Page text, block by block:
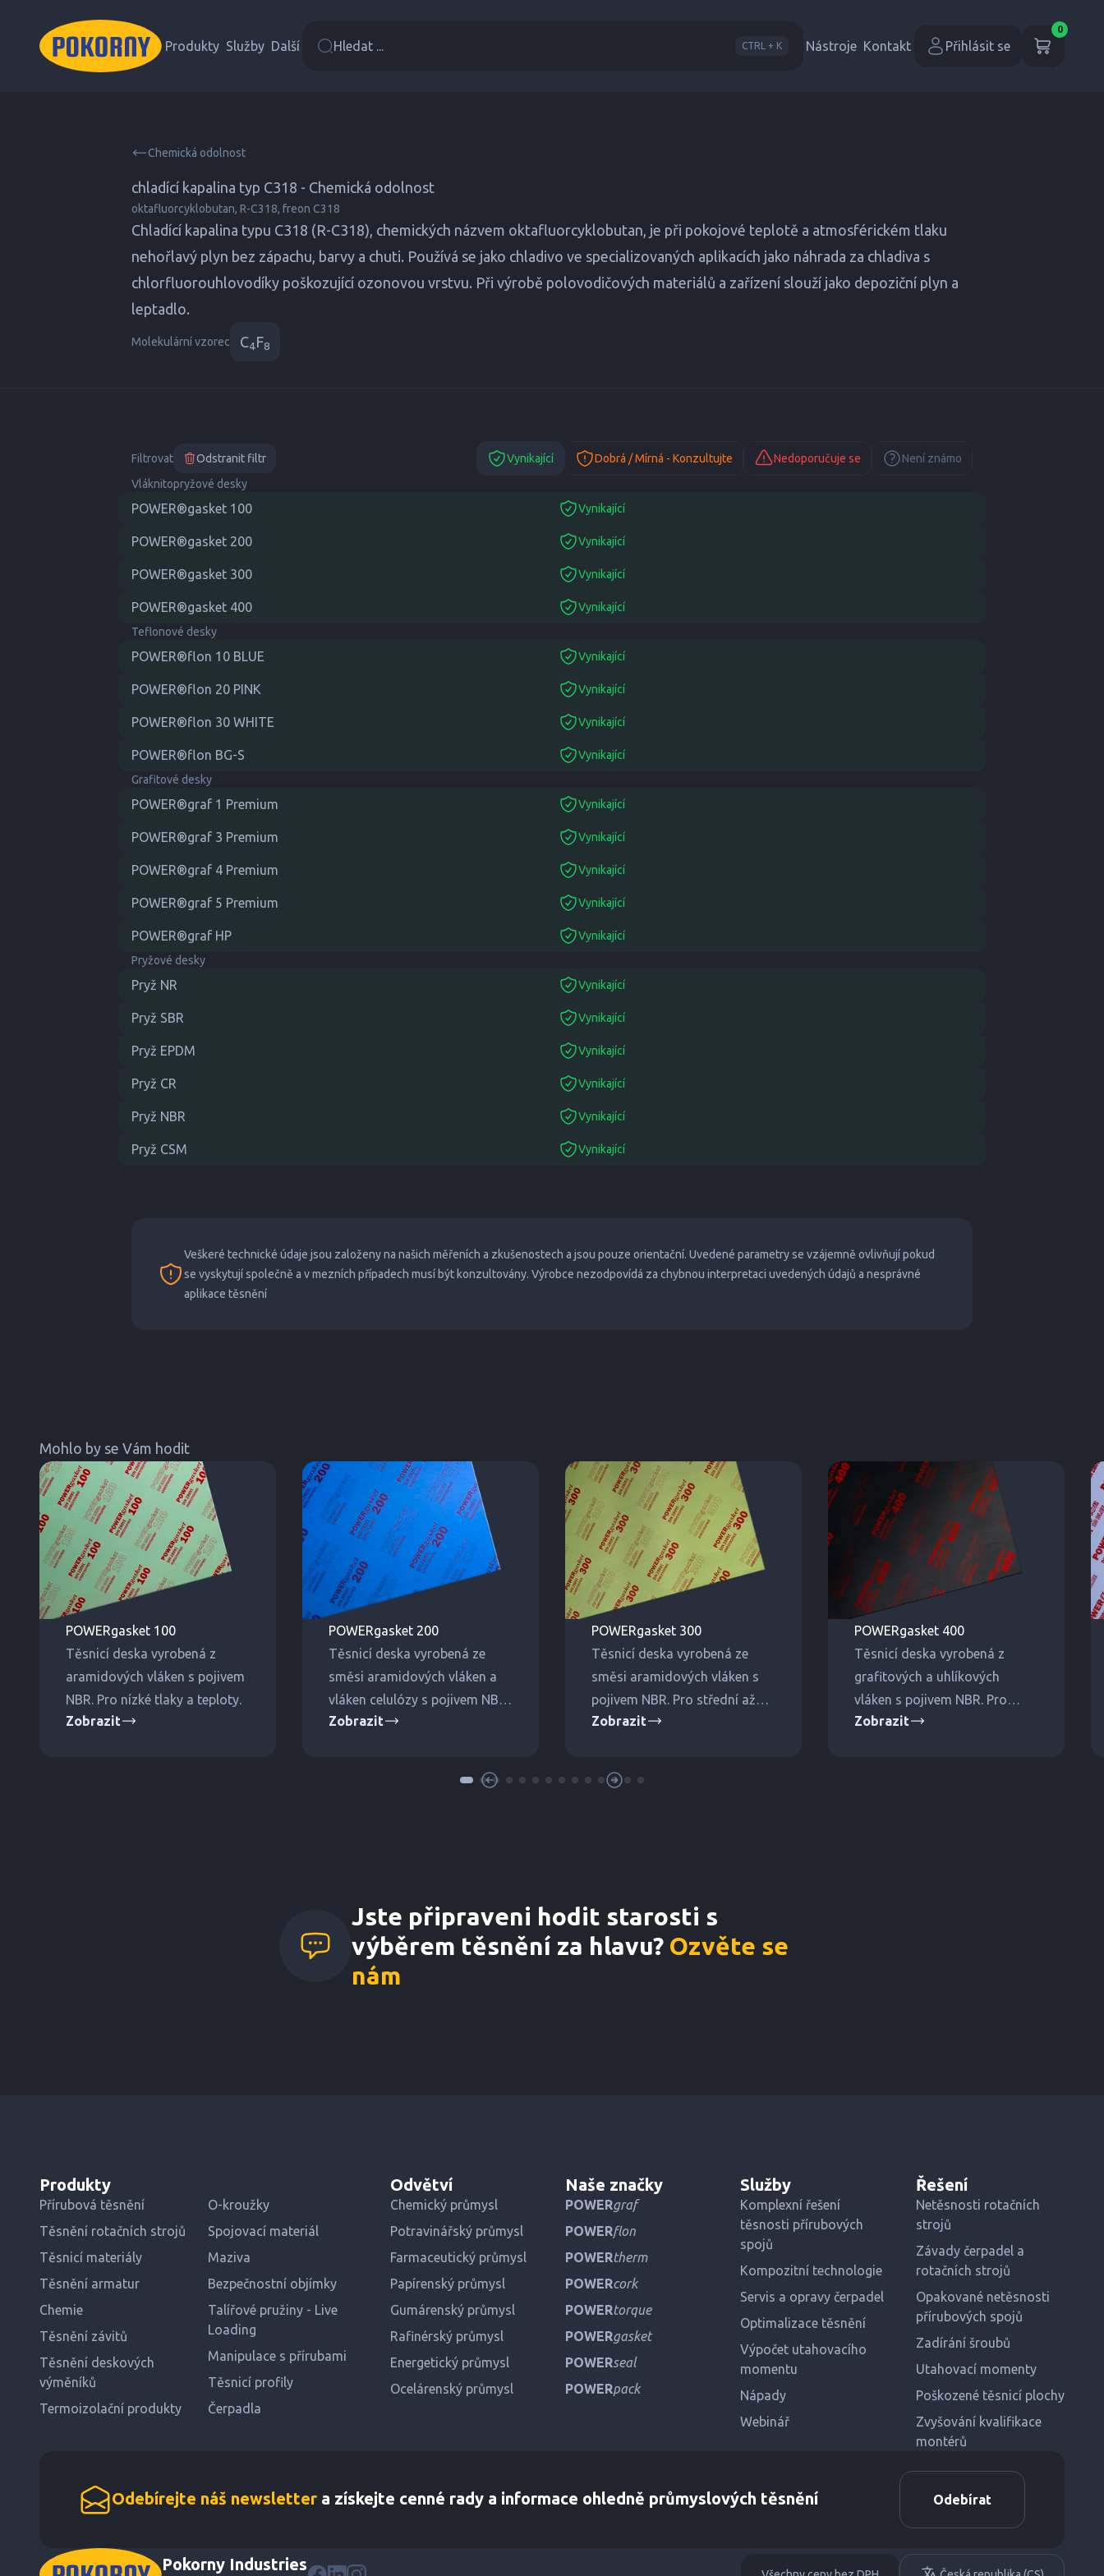
Produkty Služby Další Hledat ... CTRL + K Nástroje Kontakt Přihlásit se
0
Chemická odolnost
chladící kapalina typ C318 - Chemická odolnost
oktafluorcyklobutan, R-C318, freon C318
Chladící kapalina typu C318 (R-C318), chemických názvem oktafluorcyklobutan, je při pokojové teplotě a atmosférickém tlaku
nehořlavý plyn bez zápachu, barvy a chuti. Používá se jako chladivo ve specializovaných aplikacích jako náhrada za chladiva s
chlorfluorouhlovodíky poškozující ozonovou vrstvu. Při výrobě polovodičových materiálů a zařízení slouží jako depoziční plyn a
leptadlo.
Molekulární vzorec C4F8
Filtrovat Odstranit filtr Vynikající Dobrá / Mírná - Konzultujte Nedoporučuje se
Není známo
Vláknitopryžové desky
POWER®gasket 100 Vynikající
suitable
POWER®gasket 200 Vynikající
suitable
POWER®gasket 300 Vynikající
suitable
POWER®gasket 400 Vynikající
suitable
Teflonové desky
POWER®flon 10 BLUE Vynikající
suitable
POWER®flon 20 PINK Vynikající
suitable
POWER®flon 30 WHITE Vynikající
suitable
POWER®flon BG-S Vynikající
suitable
Grafitové desky
POWER®graf 1 Premium Vynikající
suitable
POWER®graf 3 Premium Vynikající
suitable
POWER®graf 4 Premium Vynikající
suitable
POWER®graf 5 Premium Vynikající
suitable
POWER®graf HP Vynikající
suitable
Pryžové desky
Pryž NR Vynikající
suitable
Pryž SBR Vynikající
suitable
Pryž EPDM Vynikající
suitable
Pryž CR Vynikající
suitable
Pryž NBR Vynikající
suitable
Pryž CSM Vynikající
suitable
Veškeré technické údaje jsou založeny na našich měřeních a zkušenostech a jsou pouze orientační. Uvedené parametry se vzájemně ovlivňují pokud
se vyskytují společně a v mezních případech musí být konzultovány. Výrobce nezodpovídá za chybnou interpretaci uvedených údajů a nesprávné
aplikace těsnění
Mohlo by se Vám hodit
POWERgasket 100
Těsnicí deska vyrobená z
aramidových vláken s pojivem
NBR. Pro nízké tlaky a teploty.
Zobrazit
POWERgasket 200
Těsnicí deska vyrobená ze
směsi aramidových vláken a
vláken celulózy s pojivem NBR.
Pro střední tlaky a teploty.
Zobrazit
POWERgasket 300
Těsnicí deska vyrobená ze
směsi aramidových vláken s
pojivem NBR. Pro střední až
vysoké tlaky a teploty.
Zobrazit
POWERgasket 400
Těsnicí deska vyrobená z
grafitových a uhlíkových
vláken s pojivem NBR. Pro
nejvyšší tlaky a teploty.
Zobrazit
Jste připraveni hodit starosti s
výběrem těsnění za hlavu? Ozvěte se
nám
Produkty
Přírubová těsnění
Těsnění rotačních strojů
Těsnicí materiály
Těsnění armatur
Chemie
Těsnění závitů
Těsnění deskových
výměníků
Termoizolační produkty
O-kroužky
Spojovací materiál
Maziva
Bezpečnostní objímky
Talířové pružiny - Live
Loading
Manipulace s přírubami
Těsnicí profily
Čerpadla
Odvětví
Chemický průmysl
Potravinářský průmysl
Farmaceutický průmysl
Papírenský průmysl
Gumárenský průmysl
Rafinérský průmysl
Energetický průmysl
Ocelárenský průmysl
Naše značky
POWERgraf
POWERflon
POWERtherm
POWERcork
POWERtorque
POWERgasket
POWERseal
POWERpack
Služby
Komplexní řešení
těsnosti přírubových
spojů
Kompozitní technologie
Servis a opravy čerpadel
Optimalizace těsnění
Výpočet utahovacího
momentu
Nápady
Webinář
Řešení
Netěsnosti rotačních
strojů
Závady čerpadel a
rotačních strojů
Opakované netěsnosti
přírubových spojů
Zadírání šroubů
Utahovací momenty
Poškozené těsnicí plochy
Zvyšování kvalifikace
montérů
Odebírejte náš newsletter a získejte cenné rady a informace ohledně průmyslových těsnění Odebírat
Pokorny Industries